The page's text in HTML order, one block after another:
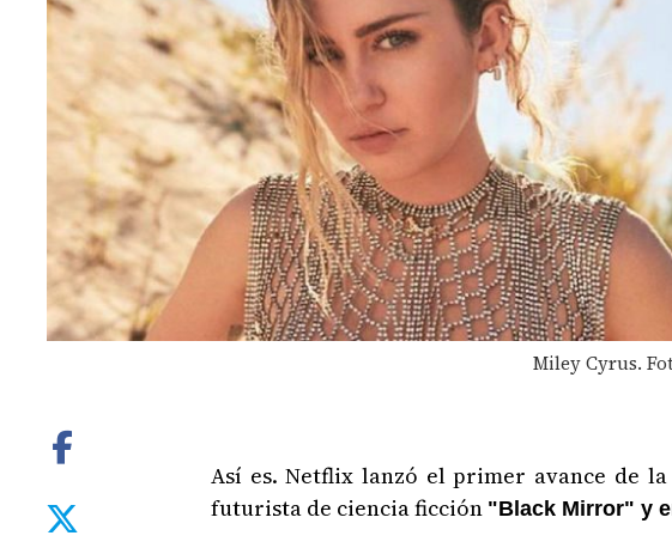
Miley Cyrus.
Así es. Netflix lanzó el primer avance de
futurista de ciencia ficción "Black Mirror" y